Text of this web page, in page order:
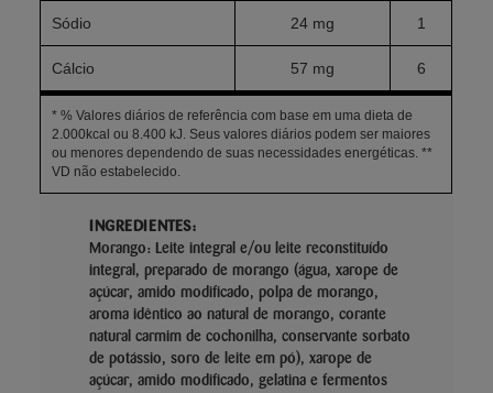
Sódio 24 mg 1
Cálcio 57 mg 6
* % Valores diários de referência com base em uma dieta de
2.000kcal ou 8.400 kJ. Seus valores diários podem ser maiores
ou menores dependendo de suas necessidades energéticas. **
VD não estabelecido.
INGREDIENTES:
Morango: Leite integral e/ou leite reconstituído
integral, preparado de morango (água, xarope de
açúcar, amido modificado, polpa de morango,
aroma idêntico ao natural de morango, corante
natural carmim de cochonilha, conservante sorbato
de potássio, soro de leite em pó), xarope de
açúcar, amido modificado, gelatina e fermentos